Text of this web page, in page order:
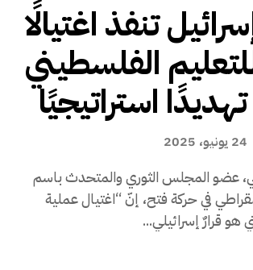
تنفذ اغتيالًا
الفلسطيني
تهديدًا استراتيجيًا
24 يونيو، 2025
عضو المجلس الثوري والمتحدث باسم
في حركة فتح، إنّ “اغتيال عملية
هو قرارٌ إسرائيلي...